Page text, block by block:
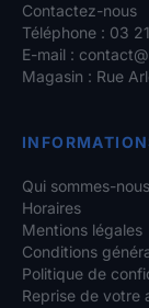
Contactez-nous
Téléphone : 03
E-mail :
Magasin : Rue
Qui sommes-
Horaires
Mentions légales
Conditions
Politique de
Reprise de votre